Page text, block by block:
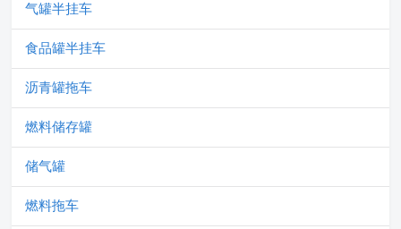
气罐半挂车
食品罐半挂车
沥青罐拖车
燃料储存罐
储气罐
燃料拖车